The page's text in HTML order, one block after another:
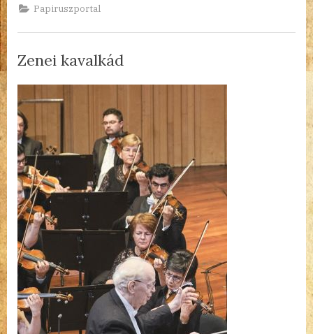
Papiruszportal
Zenei kavalkád
Posted
on
2024.04.29.
By
admin
Nincs hozzászólása(z)
kavalkád
bejegyzéshez